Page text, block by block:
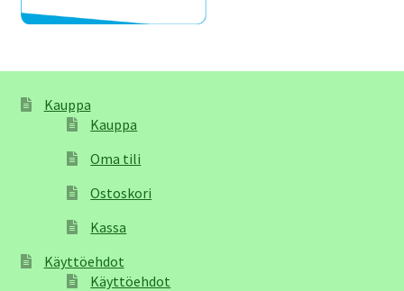
Kauppa
Kauppa
Oma tili
Ostoskori
Kassa
Käyttöehdot
Käyttöehdot